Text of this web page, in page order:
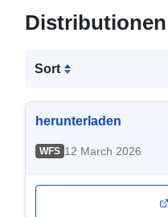
Distributionen
Sort
herunterladen
WFS 12 March 2026